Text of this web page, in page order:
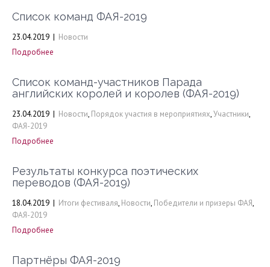
Список команд ФАЯ-2019
23.04.2019 | Новости
Подробнее
Список команд-участников Парада
английских королей и королев (ФАЯ-2019)
23.04.2019 | Новости, Порядок участия в мероприятиях,Участники,
ФАЯ-2019
Подробнее
Результаты конкурса поэтических
переводов (ФАЯ-2019)
18.04.2019 | Итоги фестиваля, Новости, Победители и призеры ФАЯ,
ФАЯ-2019
Подробнее
Партнёры ФАЯ-2019